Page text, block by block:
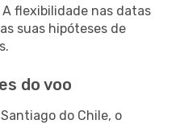
flexibilidade nas datas
suas hipóteses de
do voo
do Chile, o